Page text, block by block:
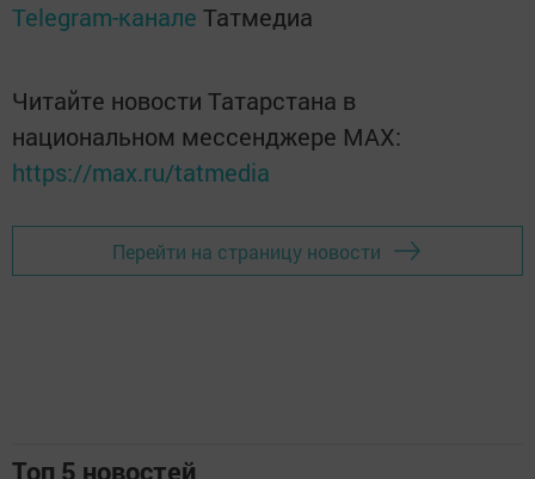
Telegram-канале Татмедиа
Читайте новости Татарстана в
национальном мессенджере MАХ:
https://max.ru/tatmedia
Перейти на страницу новости
Топ 5 новостей